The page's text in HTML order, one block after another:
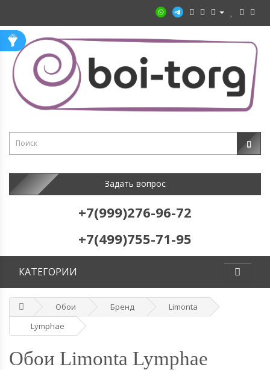
Задать вопрос
+7(999)276-96-72
+7(499)755-71-95
КАТЕГОРИИ
Обои Бренд
Limonta
Lymphae
Обои Limonta Lymphae